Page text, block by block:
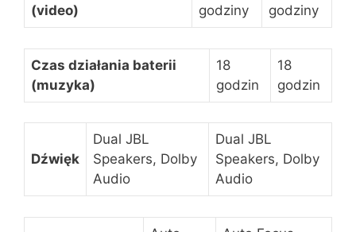
(video)
godziny
godziny
Czas działania baterii
(muzyka)
18
godzin
18
godzin
Dźwięk
Dual JBL
Speakers, Dolby
Audio
Dual JBL
Speakers, Dolby
Audio